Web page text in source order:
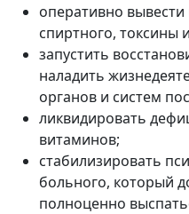
оперативно вывести
спиртного, токсины
запустить
наладить
органов и систем
ликвидировать
витаминов;
стабилизировать
больного, который
полноценно